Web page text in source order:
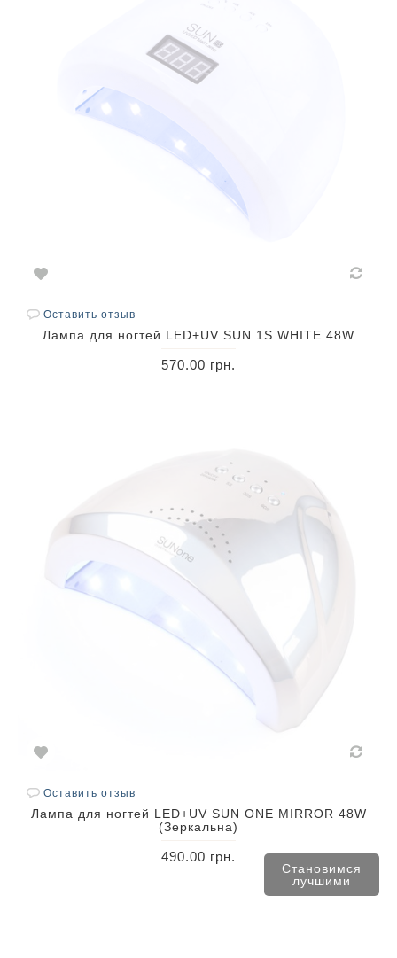
Оставить отзыв
Лампа для ногтей LED+UV SUN 1S WHITE 48W
570.00 грн.
Оставить отзыв
Лампа для ногтей LED+UV SUN ONE MIRROR 48W
(Зеркальна)
490.00 грн.
Становимся
лучшими